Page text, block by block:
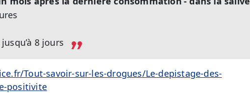
8 jours
Tout-savoir-sur-les-drogues/Le-depistage-des-
positivite